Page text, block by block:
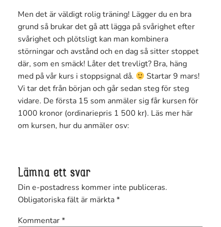
Men det är väldigt rolig träning! Lägger du en bra
grund så brukar det gå att lägga på svårighet efter
svårighet och plötsligt kan man kombinera
störningar och avstånd och en dag så sitter stoppet
där, som en smäck! Låter det trevligt? Bra, häng
med på vår kurs i stoppsignal då.
Startar 9 mars!
Vi tar det från början och går sedan steg för steg
vidare. De första 15 som anmäler sig får kursen för
1000 kronor (ordinariepris 1 500 kr). Läs mer här
om kursen, hur du anmäler osv:
Lämna ett svar
Din e-postadress kommer inte publiceras.
Obligatoriska fält är märkta*
Kommentar*